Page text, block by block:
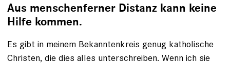
Aus menschenferner Distanz kann keine
Hilfe kommen.
Es gibt in meinem Bekanntenkreis genug katholische
Christen, die dies alles unterschreiben. Wenn ich sie